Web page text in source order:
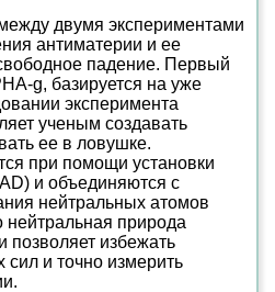
двумя экспериментами
антиматерии и ее
падение. Первый
g, базируется на уже
эксперимента
ученым создавать
ее в ловушке.
при помощи установки
и объединяются с
нейтральных атомов
природа
позволяет избежать
сил и точно измерить